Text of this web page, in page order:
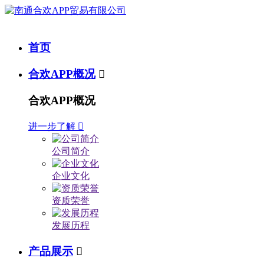
首页
合欢APP概况 
合欢APP概况
进一步了解 
公司简介
企业文化
资质荣誉
发展历程
产品展示 